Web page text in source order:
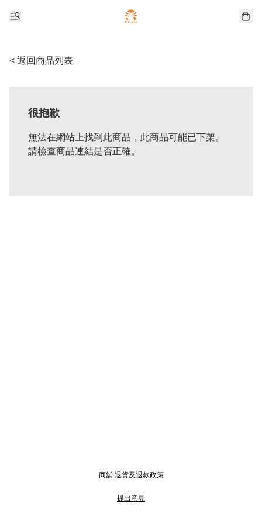
< 返回商品列表
很抱歉
無法在網站上找到此商品，此商品可能已下架。
請檢查商品連結是否正確。
商舖 退貨及退款政策
提出意見